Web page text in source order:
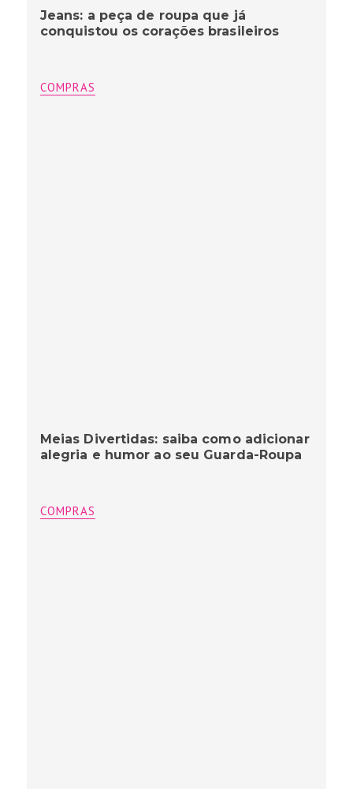
Jeans: a peça de roupa que já
conquistou os corações brasileiros
COMPRAS
Meias Divertidas: saiba como adicionar
alegria e humor ao seu Guarda-Roupa
COMPRAS